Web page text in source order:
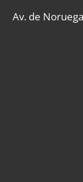
Av. de